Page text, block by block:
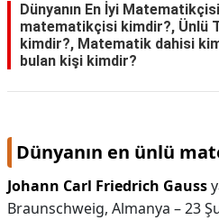
KAMP
ALANLARI
İLETİŞİM
Dünyanın En İyi
matematikçisi kimdir?, Ünlü
kimdir?, Matematik dahisi
bulan kişi kimdir?
Dünyanın en ünlü
Johann Carl Friedrich Gauss
Braunschweig, Almanya – 23